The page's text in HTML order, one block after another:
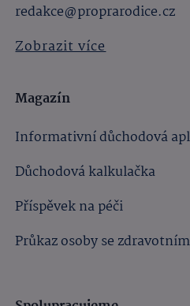
redakce@proprarodice.cz
Zobrazit více
Magazín
Informativní důchodová
Důchodová kalkulačka
Příspěvek na péči
Průkaz osoby se